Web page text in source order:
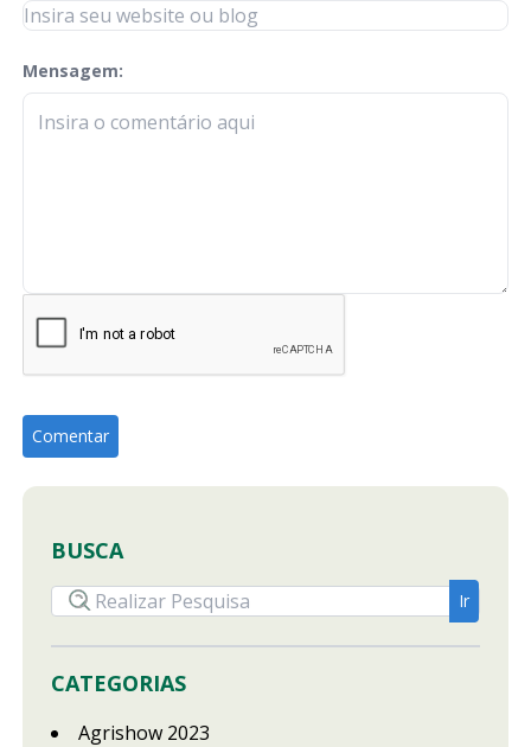
Mensagem:
check-terms
BUSCA
CATEGORIAS
Agrishow 2023